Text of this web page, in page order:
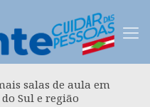
salas de aula em
Sul e região